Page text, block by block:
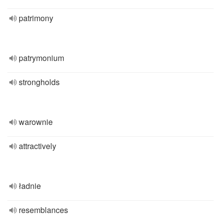
patrimony
patrymonium
strongholds
warownie
attractively
ładnie
resemblances